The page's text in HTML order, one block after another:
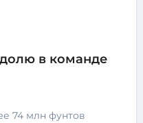
в команде